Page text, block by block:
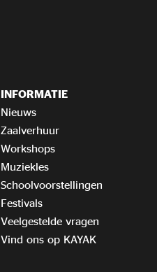
INFORMATIE
Nieuws
Zaalverhuur
Workshops
Muziekles
Schoolvoorstellingen
Festivals
Veelgestelde vragen
Vind ons op KAYAK